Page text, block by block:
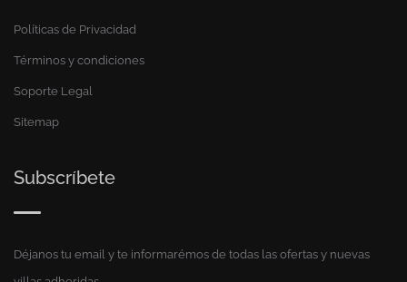
Políticas de Privacidad
Términos y condiciones
Soporte Legal
Sitemap
Subscríbete
Déjanos tu email y te informarémos de todas las ofertas y nuevas